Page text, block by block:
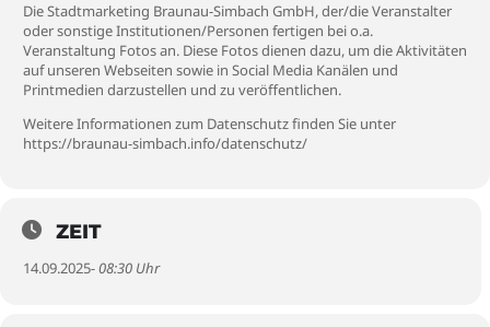
Die Stadtmarketing Braunau-Simbach GmbH, der/die Veranstalter
oder sonstige Institutionen/Personen fertigen bei o.a.
Veranstaltung Fotos an. Diese Fotos dienen dazu, um die Aktivitäten
auf unseren Webseiten sowie in Social Media Kanälen und
Printmedien darzustellen und zu veröffentlichen.
Weitere Informationen zum Datenschutz finden Sie unter
https://braunau-simbach.info/datenschutz/
ZEIT
14.09.2025- 08:30 Uhr